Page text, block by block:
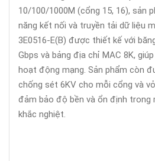
10/100/1000M (cổng 15, 16), sản
năng kết nối và truyền tải dữ liệu
3E0516-E(B) được thiết kế với
Gbps và bảng địa chỉ MAC 8K,
hoạt động mạng. Sản phẩm còn
chống sét 6KV cho mỗi cổng và
đảm bảo độ bền và ổn định trong
khắc nghiệt.